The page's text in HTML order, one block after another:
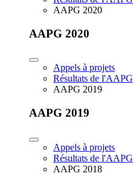
AAPG 2020
AAPG 2020
Appels à projets
Résultats de l'AAPG
AAPG 2019
AAPG 2019
Appels à projets
Résultats de l'AAPG
AAPG 2018